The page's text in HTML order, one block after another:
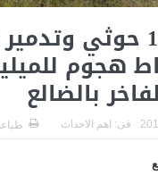
مصرع 11 حوثي
هجوم
بالضالع
فى: اهم الاحداث